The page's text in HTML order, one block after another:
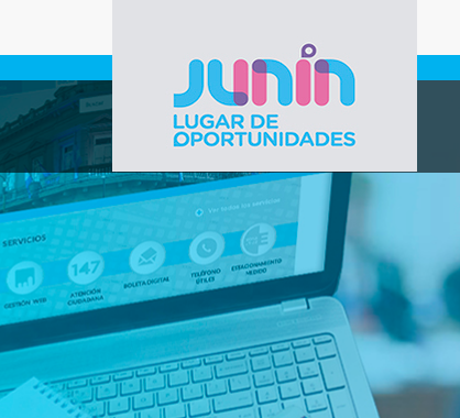
Gobierno de
Junín